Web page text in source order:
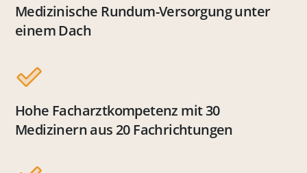
Medizinische Rundum-Versorgung unter
einem Dach
Hohe Facharztkompetenz mit 30
Medizinern aus 20 Fachrichtungen